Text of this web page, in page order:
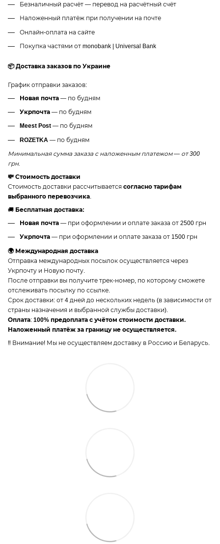
Безналичный расчёт — перевод на расчётный счёт
Наложенный платёж при получении на почте
Онлайн-оплата на сайте
Покупка частями от monobank | Universal Bank
📦 Доставка заказов по Украине
График отправки заказов:
Новая почта — по будням
Укрпочта — по будням
Meest Post — по будням
ROZETKA — по будням
Минимальная сумма заказа с наложенным платежом — от 300
грн.
💸 Стоимость доставки
Стоимость доставки рассчитывается согласно тарифам
выбранного перевозчика.
🚚 Бесплатная доставка:
Новая почта — при оформлении и оплате заказа от 2500 грн
Укрпочта — при оформлении и оплате заказа от 1500 грн
🌍 Международная доставка
Отправка международных посылок осуществляется через
Укрпочту и Новую почту.
После отправки вы получите трек-номер, по которому сможете
отслеживать посылку по ссылке.
Срок доставки: от 4 дней до нескольких недель (в зависимости от
страны назначения и выбранной службы доставки).
Оплата: 100% предоплата с учётом стоимости доставки.
Наложенный платёж за границу не осуществляется.
‼️ Внимание! Мы не осуществляем доставку в Россию и Беларусь.